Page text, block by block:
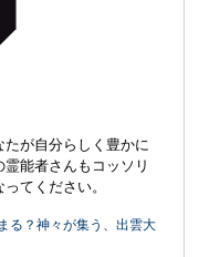
が自分らしく豊かに
能者さんもコッソリ
てください。
る？神々が集う、出雲大